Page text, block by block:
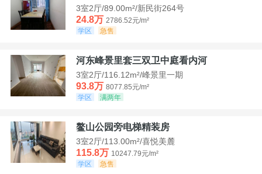
3室2厅/89.00m²/新民街264号
24.8万 2786.52元/m²
学区
急售
河东峰景里套三双卫中庭看内河
3室2厅/116.12m²/峰景里一期
93.8万 8077.85元/m²
学区
满两年
鳌山公园旁电梯精装房
3室2厅/113.00m²/喜悦美麓
115.8万 10247.79元/m²
学区
急售